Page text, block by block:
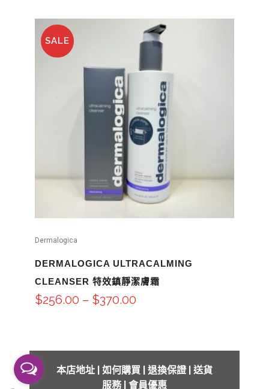
SALE
Dermalogica
DERMALOGICA ULTRACALMING
CLEANSER 特效鎮靜潔膚霜
$256.00 – $370.00
本店地址 如何購買 退換保證
送貨
服務
會員優惠